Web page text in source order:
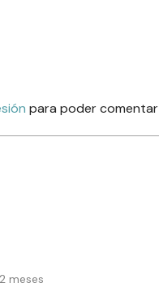
para poder comentar
meses